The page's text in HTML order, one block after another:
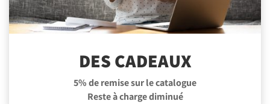
DES CADEAUX
5% de remise sur le catalogue
Reste à charge diminué